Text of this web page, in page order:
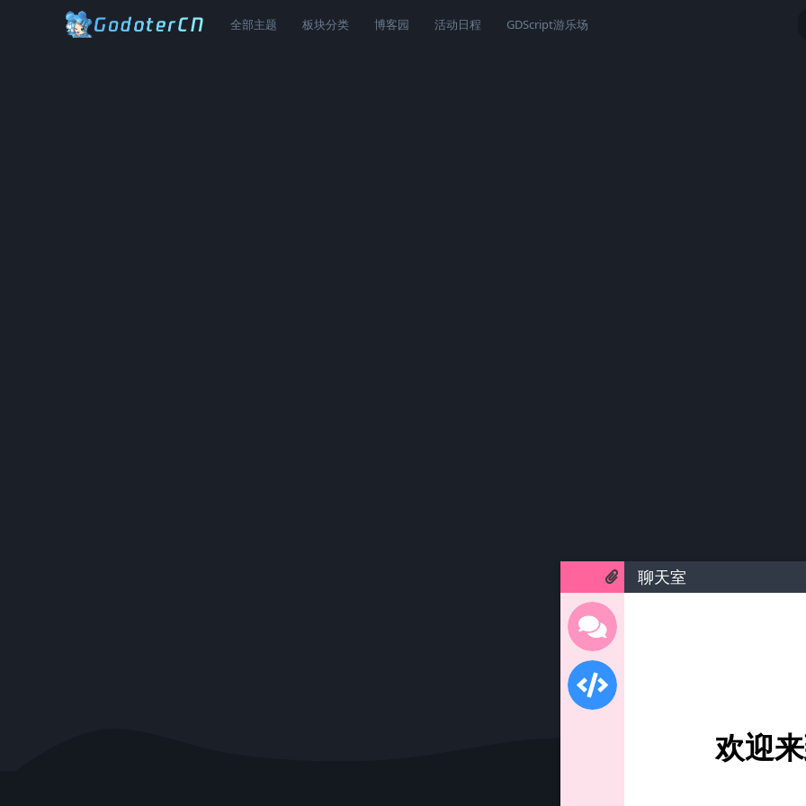
全部主题 板块分类 博客园 活动日程 GDScript游乐场
聊天室
欢迎